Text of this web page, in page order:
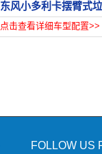
东风小多利卡摆臂式
点击查看详细车型配置>>
FOLLOW US